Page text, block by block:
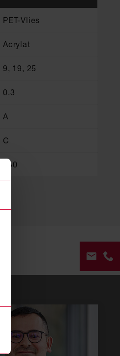
PET-Vlies
Acrylat
9, 19, 25
0.3
A
C
150